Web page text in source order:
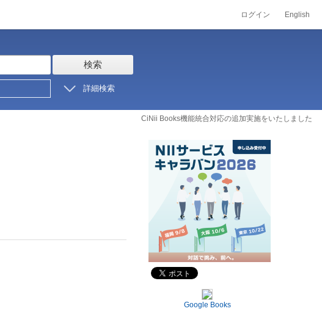
ログイン English
検索
詳細検索
CiNii Books機能統合対応の追加実施をいたしました
Google Books